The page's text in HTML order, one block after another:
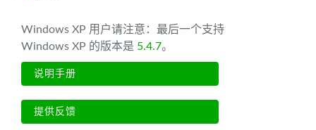
Windows XP 用户请注意：最后一个支持
Windows XP 的版本是 5.4.7。
说明手册
提供反馈